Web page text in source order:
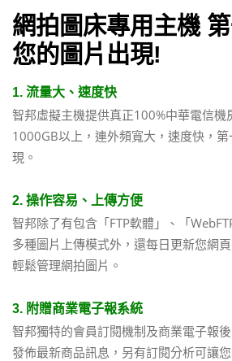
網拍圖床專用主機
您的圖片出現!
1. 流量大、速度快
智邦虛擬主機提供真正100%中華電信機
1000GB以上，連外頻寬大，速度快，
現。
2. 操作容易、上傳方便
智邦除了有包含「FTP軟體」、「
多種圖片上傳模式外，還每日更新您網
輕鬆管理網拍圖片。
3. 附贈商業電子報系統
智邦獨特的會員訂閱機制及商業電子報
發佈最新商品訊息，另有訂閱分析可讓